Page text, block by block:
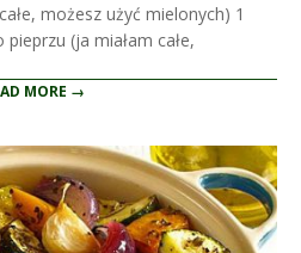
możesz użyć mielonych) 1
(ja miałam całe,
MORE →